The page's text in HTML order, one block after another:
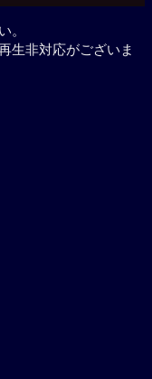
。
生非対応がございま